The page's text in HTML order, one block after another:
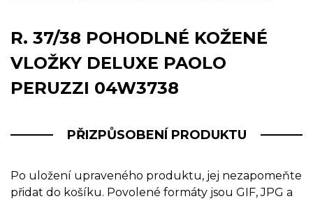
R. 37/38 POHODLNÉ KOŽENÉ
VLOŽKY DELUXE PAOLO
PERUZZI 04W3738
PŘIZPŮSOBENÍ PRODUKTU
Po uložení upraveného produktu, jej nezapomeňte
přidat do košíku. Povolené formáty jsou GIF, JPG a